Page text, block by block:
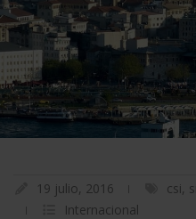
19 julio, 2016 csi,
Internacional